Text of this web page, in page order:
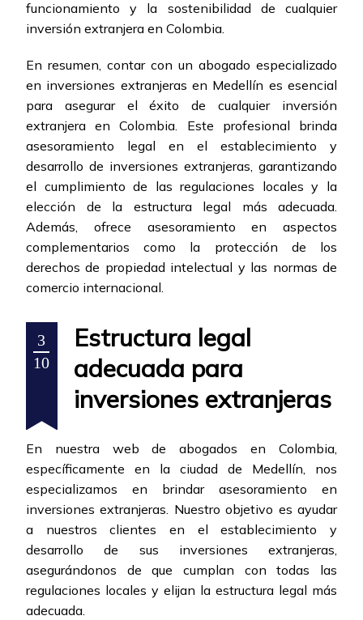
funcionamiento y la sostenibilidad de cualquier
inversión extranjera en Colombia.
En resumen, contar con un abogado especializado
en inversiones extranjeras en Medellín es esencial
para asegurar el éxito de cualquier inversión
extranjera en Colombia. Este profesional brinda
asesoramiento legal en el establecimiento y
desarrollo de inversiones extranjeras, garantizando
el cumplimiento de las regulaciones locales y la
elección de la estructura legal más adecuada.
Además, ofrece asesoramiento en aspectos
complementarios como la protección de los
derechos de propiedad intelectual y las normas de
comercio internacional.
3
10
Estructura legal
adecuada para
inversiones extranjeras
En nuestra web de abogados en Colombia,
específicamente en la ciudad de Medellín, nos
especializamos en brindar asesoramiento en
inversiones extranjeras. Nuestro objetivo es ayudar
a nuestros clientes en el establecimiento y
desarrollo de sus inversiones extranjeras,
asegurándonos de que cumplan con todas las
regulaciones locales y elijan la estructura legal más
adecuada.